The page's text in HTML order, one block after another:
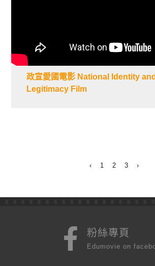
政宣愛國電影 National Identity
Legitimacy Film
‹ 1 2 3 ›
粉絲專頁
Edumovie on